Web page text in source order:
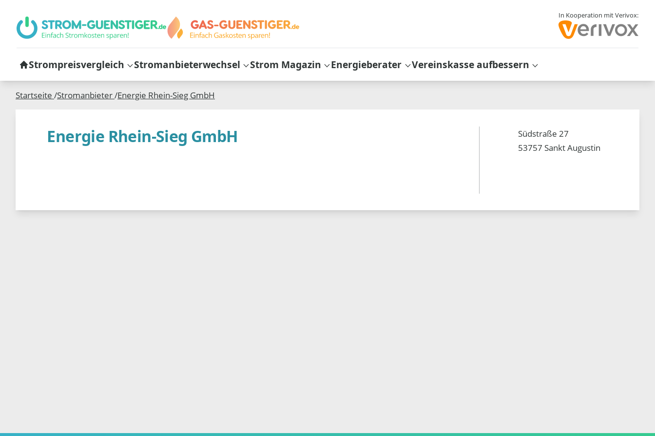
In Kooperation mit Verivox:
Strompreisvergleich Stromanbieterwechsel Strom Magazin Energieberater Vereinskasse aufbessern
Startseite /Stromanbieter/Energie Rhein-Sieg GmbH
Energie Rhein-Sieg GmbH
Südstraße 27
53757 Sankt Augustin